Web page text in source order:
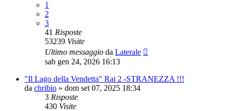
1
2
3
41 Risposte
53239 Visite
Ultimo messaggio da Laterale
sab gen 24, 2026 16:13
"Il Lago della Vendetta" Rai 2 -STRANEZZA !!!
da chribio » dom set 07, 2025 18:34
3 Risposte
430 Visite